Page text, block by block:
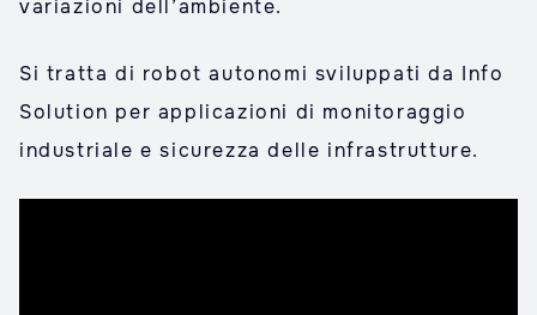
variazioni dell’ambiente.
Si tratta di robot autonomi sviluppati da Info
Solution per applicazioni di monitoraggio
industriale e sicurezza delle infrastrutture.